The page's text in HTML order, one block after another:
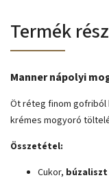
Termék
Manner nápolyi
Öt réteg finom gofriból
krémes mogyoró
Összetétel:
Cukor, búzaliszt